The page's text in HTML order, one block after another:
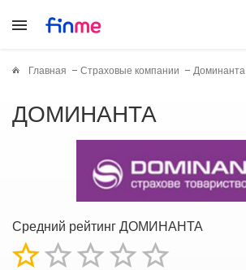
Главная Страховые компании Доминанта
ДОМИНАНТА
Средний рейтинг ДОМИНАНТА